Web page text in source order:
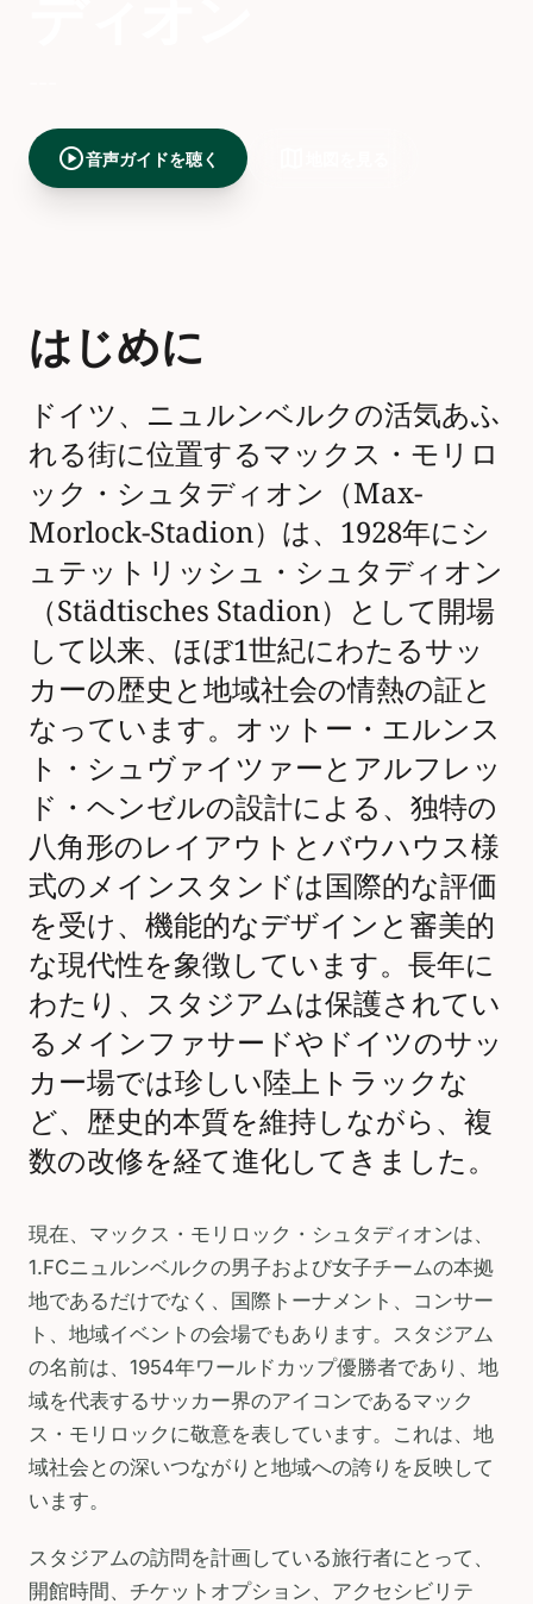
play_circle音声ガイドを聴く
はじめに
ドイツ、ニュルンベルクの活気あふ
れる街に位置するマックス・モリロ
ック・シュタディオン（Max-
Morlock-Stadion）は、1928年にシ
ュテットリッシュ・シュタディオン
（Städtisches Stadion）として開場
して以来、ほぼ1世紀にわたるサッ
カーの歴史と地域社会の情熱の証と
なっています。オットー・エルンス
ト・シュヴァイツァーとアルフレッ
ド・ヘンゼルの設計による、独特の
八角形のレイアウトとバウハウス様
式のメインスタンドは国際的な評価
を受け、機能的なデザインと審美的
な現代性を象徴しています。長年に
わたり、スタジアムは保護されてい
るメインファサードやドイツのサッ
カー場では珍しい陸上トラックな
ど、歴史的本質を維持しながら、複
数の改修を経て進化してきました。
現在、マックス・モリロック・シュタディオンは、
1.FCニュルンベルクの男子および女子チームの本拠
地であるだけでなく、国際トーナメント、コンサー
ト、地域イベントの会場でもあります。スタジアム
の名前は、1954年ワールドカップ優勝者であり、地
域を代表するサッカー界のアイコンであるマック
ス・モリロックに敬意を表しています。これは、地
域社会との深いつながりと地域への誇りを反映して
います。
スタジアムの訪問を計画している旅行者にとって、
開館時間、チケットオプション、アクセシビリテ